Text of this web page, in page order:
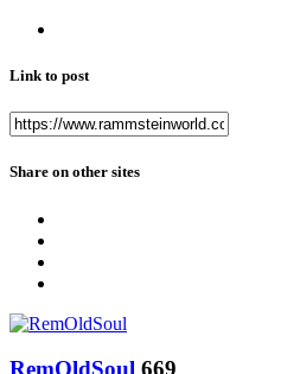
Link to post
Share on other sites